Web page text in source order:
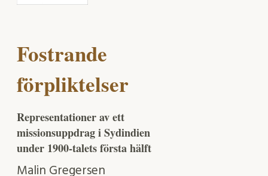
Fostrande
förpliktelser
Representationer av ett
missionsuppdrag i Sydindien
under 1900-talets första hälft
Malin Gregersen